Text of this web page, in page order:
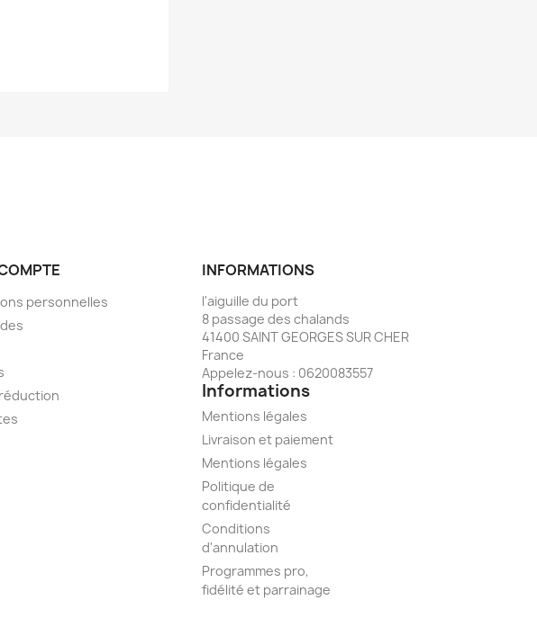
personnelles
INFORMATIONS
l'aiguille du port
8 passage des chalands
41400 SAINT GEORGES SUR CHER
France
Appelez-nous : 0620083557
Informations
Mentions légales
Livraison et paiement
Mentions légales
Politique de
confidentialité
Conditions
d'annulation
Programmes pro,
fidélité et parrainage